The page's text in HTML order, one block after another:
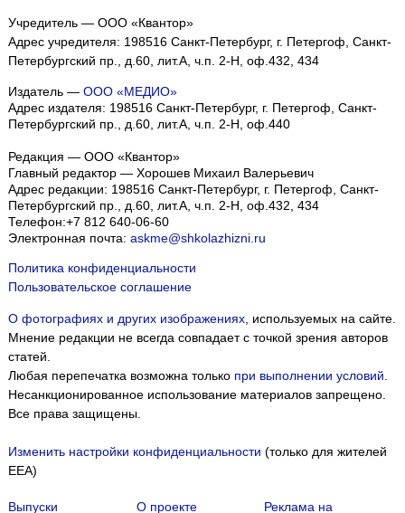
Учредитель — ООО «Квантор»
Адрес учредителя: 198516 Санкт-Петербург, г. Петергоф, Санкт-
Петербургский пр., д.60, лит.А, ч.п. 2-Н, оф.432, 434
Издатель — ООО «МЕДИО»
Адрес издателя: 198516 Санкт-Петербург, г. Петергоф, Санкт-
Петербургский пр., д.60, лит.А, ч.п. 2-Н, оф.440
Редакция — ООО «Квантор»
Главный редактор — Хорошев Михаил Валерьевич
Адрес редакции: 198516 Санкт-Петербург, г. Петергоф, Санкт-
Петербургский пр., д.60, лит.А, ч.п. 2-Н, оф.432, 434
Телефон:+7 812 640-06-60
Электронная почта: askme@shkolazhizni.ru
Политика конфиденциальности
Пользовательское соглашение
О фотографиях и других изображениях, используемых на сайте.
Мнение редакции не всегда совпадает с точкой зрения авторов
статей.
Любая перепечатка возможна только при выполнении условий.
Несанкционированное использование материалов запрещено.
Все права защищены.
Изменить настройки конфиденциальности (только для жителей
EEA)
Выпуски О проекте Реклама на